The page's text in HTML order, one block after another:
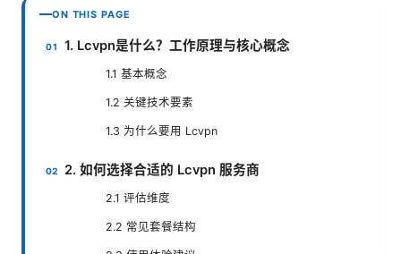
ON THIS PAGE
1. Lcvpn是什么？工作原理与核心概念
1.1 基本概念
1.2 关键技术要素
1.3 为什么要用 Lcvpn
2. 如何选择合适的 Lcvpn 服务商
2.1 评估维度
2.2 常见套餐结构